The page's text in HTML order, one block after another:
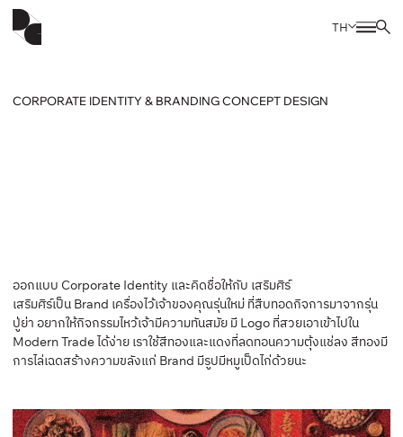
TH
CORPORATE IDENTITY & BRANDING CONCEPT DESIGN
ออกแบบ Corporate Identity และคิดชื่อให้กับ เสริมศิร์
เสริมศิร์เป็น Brand เครื่องไว้เจ้าของคุณรุ่นใหม่ ที่สืบทอดกิจการมาจากรุ่น
ปู่ย่า อยากให้กิจกรรมไหว้เจ้ามีความทันสมัย มี Logo ที่สวยเอาเข้าไปใน
Modern Trade ได้ง่าย เราใช้สีทองและแดงที่ลดทอนความตุ้งแช่ลง สีทองมี
การไล่เฉดสร้างความขลังแก่ Brand มีรูปมีหมูเป็ดไก่ด้วยนะ